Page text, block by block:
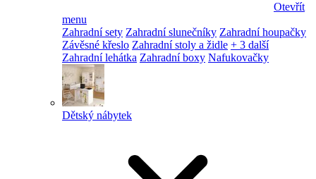
Otevřít
menu
Zahradní sety Zahradní slunečníky Zahradní houpačky
Závěsné křeslo Zahradní stoly a židle + 3 další
Zahradní lehátka Zahradní boxy Nafukovačky
Dětský nábytek